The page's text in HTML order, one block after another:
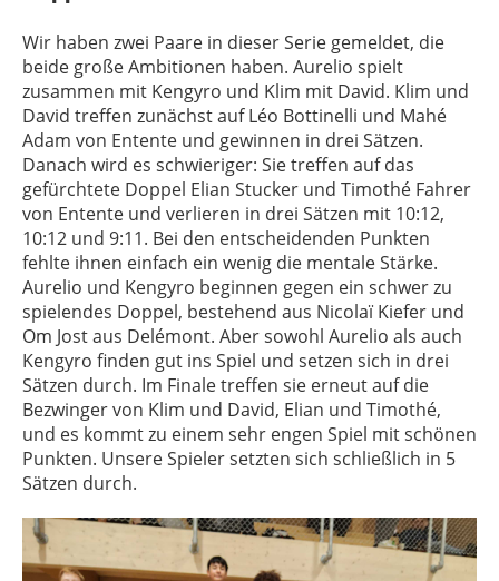
Wir haben zwei Paare in dieser Serie gemeldet, die
beide große Ambitionen haben. Aurelio spielt
zusammen mit Kengyro und Klim mit David. Klim und
David treffen zunächst auf Léo Bottinelli und Mahé
Adam von Entente und gewinnen in drei Sätzen.
Danach wird es schwieriger: Sie treffen auf das
gefürchtete Doppel Elian Stucker und Timothé Fahrer
von Entente und verlieren in drei Sätzen mit 10:12,
10:12 und 9:11. Bei den entscheidenden Punkten
fehlte ihnen einfach ein wenig die mentale Stärke.
Aurelio und Kengyro beginnen gegen ein schwer zu
spielendes Doppel, bestehend aus Nicolaï Kiefer und
Om Jost aus Delémont. Aber sowohl Aurelio als auch
Kengyro finden gut ins Spiel und setzen sich in drei
Sätzen durch. Im Finale treffen sie erneut auf die
Bezwinger von Klim und David, Elian und Timothé,
und es kommt zu einem sehr engen Spiel mit schönen
Punkten. Unsere Spieler setzten sich schließlich in 5
Sätzen durch.